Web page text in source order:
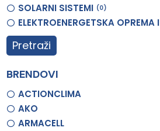
SOLARNI SISTEMI 0
ELEKTROENERGETSKA
Pretraži
BRENDOVI
ACTIONCLIMA
AKO
ARMACELL